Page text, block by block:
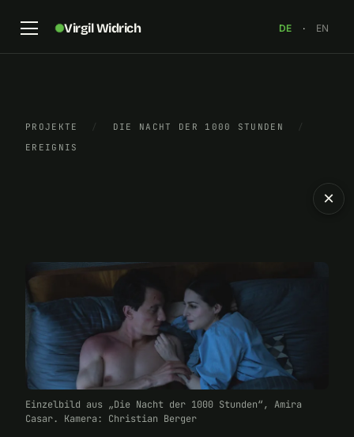
Virgil Widrich DE · EN
PROJEKTE / DIE NACHT DER 1000 STUNDEN
/
EREIGNIS
Einzelbild aus „Die Nacht der 1000 Stunden“, Amira
Casar. Kamera: Christian Berger
×